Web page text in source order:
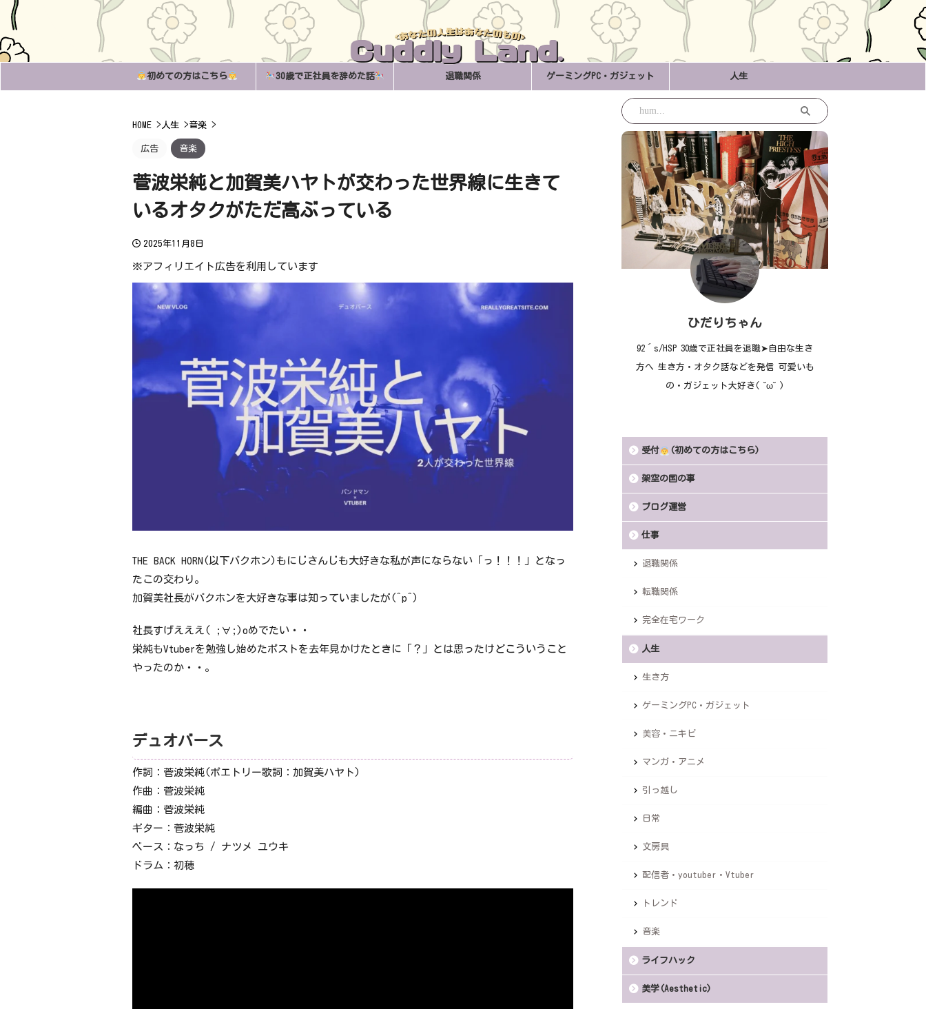
初めての方はこちら 30歳で正社員を辞めた話 退職関係 ゲーミングPC・ガジェット 人生
HOME > 人生 >音楽 >
広告 音楽
菅波栄純と加賀美ハヤトが交わった世界線に生きて
いるオタクがただ高ぶっている
2025年11月8日
※アフィリエイト広告を利用しています
THE BACK HORN(以下バクホン)もにじさんじも大好きな私が声にならない「っ！！！」となっ
たこの交わり。
加賀美社長がバクホンを大好きな事は知っていましたが(^p^)
社長すげえええ( ;∀;)oめでたい・・
栄純もVtuberを勉強し始めたポストを去年見かけたときに「？」とは思ったけどこういうこと
やったのか・・。
デュオバース
作詞：菅波栄純(ポエトリー歌詞：加賀美ハヤト)
作曲：菅波栄純
編曲：菅波栄純
ギター：菅波栄純
ベース：なっち / ナツメ ユウキ
ドラム：初穂
ひだりちゃん
92´s/HSP 30歳で正社員を退職➤自由な生き
方へ 生き方・オタク話などを発信 可愛いも
の・ガジェット大好き( ˘ω˘ )
受付 (初めての方はこちら)
架空の国の事
ブログ運営
仕事
退職関係
転職関係
完全在宅ワーク
人生
生き方
ゲーミングPC・ガジェット
美容・ニキビ
マンガ・アニメ
引っ越し
日常
文房具
配信者・youtuber・Vtuber
トレンド
音楽
ライフハック
美学(Aesthetic)